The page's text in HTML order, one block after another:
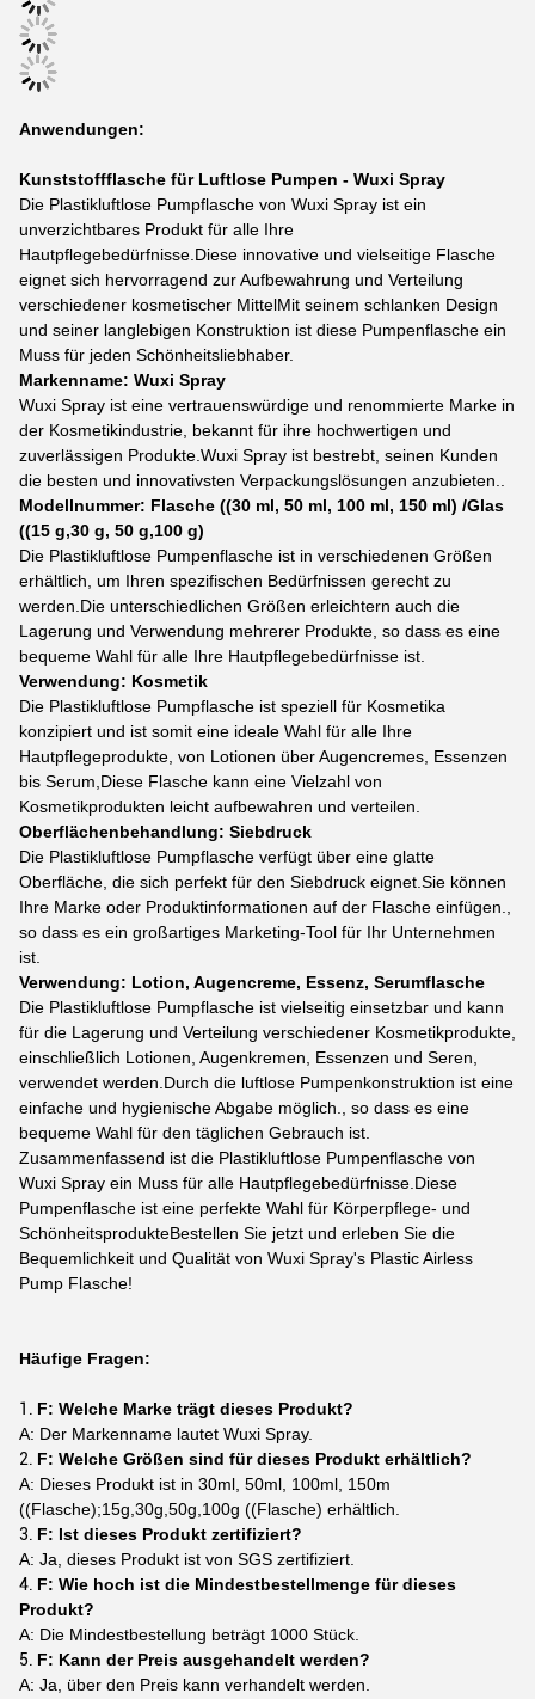
Anwendungen:
Kunststoffflasche für Luftlose Pumpen - Wuxi Spray
Die Plastikluftlose Pumpflasche von Wuxi Spray ist ein
unverzichtbares Produkt für alle Ihre
Hautpflegebedürfnisse.Diese innovative und vielseitige Flasche
eignet sich hervorragend zur Aufbewahrung und Verteilung
verschiedener kosmetischer MittelMit seinem schlanken Design
und seiner langlebigen Konstruktion ist diese Pumpenflasche ein
Muss für jeden Schönheitsliebhaber.
Markenname: Wuxi Spray
Wuxi Spray ist eine vertrauenswürdige und renommierte Marke in
der Kosmetikindustrie, bekannt für ihre hochwertigen und
zuverlässigen Produkte.Wuxi Spray ist bestrebt, seinen Kunden
die besten und innovativsten Verpackungslösungen anzubieten..
Modellnummer: Flasche ((30 ml, 50 ml, 100 ml, 150 ml) /Glas
((15 g,30 g, 50 g,100 g)
Die Plastikluftlose Pumpenflasche ist in verschiedenen Größen
erhältlich, um Ihren spezifischen Bedürfnissen gerecht zu
werden.Die unterschiedlichen Größen erleichtern auch die
Lagerung und Verwendung mehrerer Produkte, so dass es eine
bequeme Wahl für alle Ihre Hautpflegebedürfnisse ist.
Verwendung: Kosmetik
Die Plastikluftlose Pumpflasche ist speziell für Kosmetika
konzipiert und ist somit eine ideale Wahl für alle Ihre
Hautpflegeprodukte, von Lotionen über Augencremes, Essenzen
bis Serum,Diese Flasche kann eine Vielzahl von
Kosmetikprodukten leicht aufbewahren und verteilen.
Oberflächenbehandlung: Siebdruck
Die Plastikluftlose Pumpflasche verfügt über eine glatte
Oberfläche, die sich perfekt für den Siebdruck eignet.Sie können
Ihre Marke oder Produktinformationen auf der Flasche einfügen.,
so dass es ein großartiges Marketing-Tool für Ihr Unternehmen
ist.
Verwendung: Lotion, Augencreme, Essenz, Serumflasche
Die Plastikluftlose Pumpflasche ist vielseitig einsetzbar und kann
für die Lagerung und Verteilung verschiedener Kosmetikprodukte,
einschließlich Lotionen, Augenkremen, Essenzen und Seren,
verwendet werden.Durch die luftlose Pumpenkonstruktion ist eine
einfache und hygienische Abgabe möglich., so dass es eine
bequeme Wahl für den täglichen Gebrauch ist.
Zusammenfassend ist die Plastikluftlose Pumpenflasche von
Wuxi Spray ein Muss für alle Hautpflegebedürfnisse.Diese
Pumpenflasche ist eine perfekte Wahl für Körperpflege- und
SchönheitsprodukteBestellen Sie jetzt und erleben Sie die
Bequemlichkeit und Qualität von Wuxi Spray's Plastic Airless
Pump Flasche!
Häufige Fragen:
F: Welche Marke trägt dieses Produkt?
A: Der Markenname lautet Wuxi Spray.
F: Welche Größen sind für dieses Produkt erhältlich?
A: Dieses Produkt ist in 30ml, 50ml, 100ml, 150m
((Flasche);15g,30g,50g,100g ((Flasche) erhältlich.
F: Ist dieses Produkt zertifiziert?
A: Ja, dieses Produkt ist von SGS zertifiziert.
F: Wie hoch ist die Mindestbestellmenge für dieses
Produkt?
A: Die Mindestbestellung beträgt 1000 Stück.
F: Kann der Preis ausgehandelt werden?
A: Ja, über den Preis kann verhandelt werden.